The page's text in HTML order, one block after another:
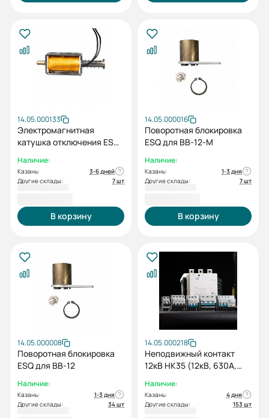
14.05.000133
Электромагнитная
катушка отключения ESQ
Наличие:
Казань:
3-6 дней
Другие склады:
7 шт
В корзину
14.05.000016
Поворотная блокировка
ESQ для ВВ-12-М
Наличие:
Казань:
1-3 дня
Другие склады:
7 шт
В корзину
14.05.000008
Поворотная блокировка
ESQ для ВВ-12
Наличие:
Казань:
1-3 дня
Другие склады:
34 шт
14.05.000218
Неподвижный контакт
12кВ НК35 (12кВ, 630A,
Наличие:
Казань:
4 дня
Другие склады:
153 шт